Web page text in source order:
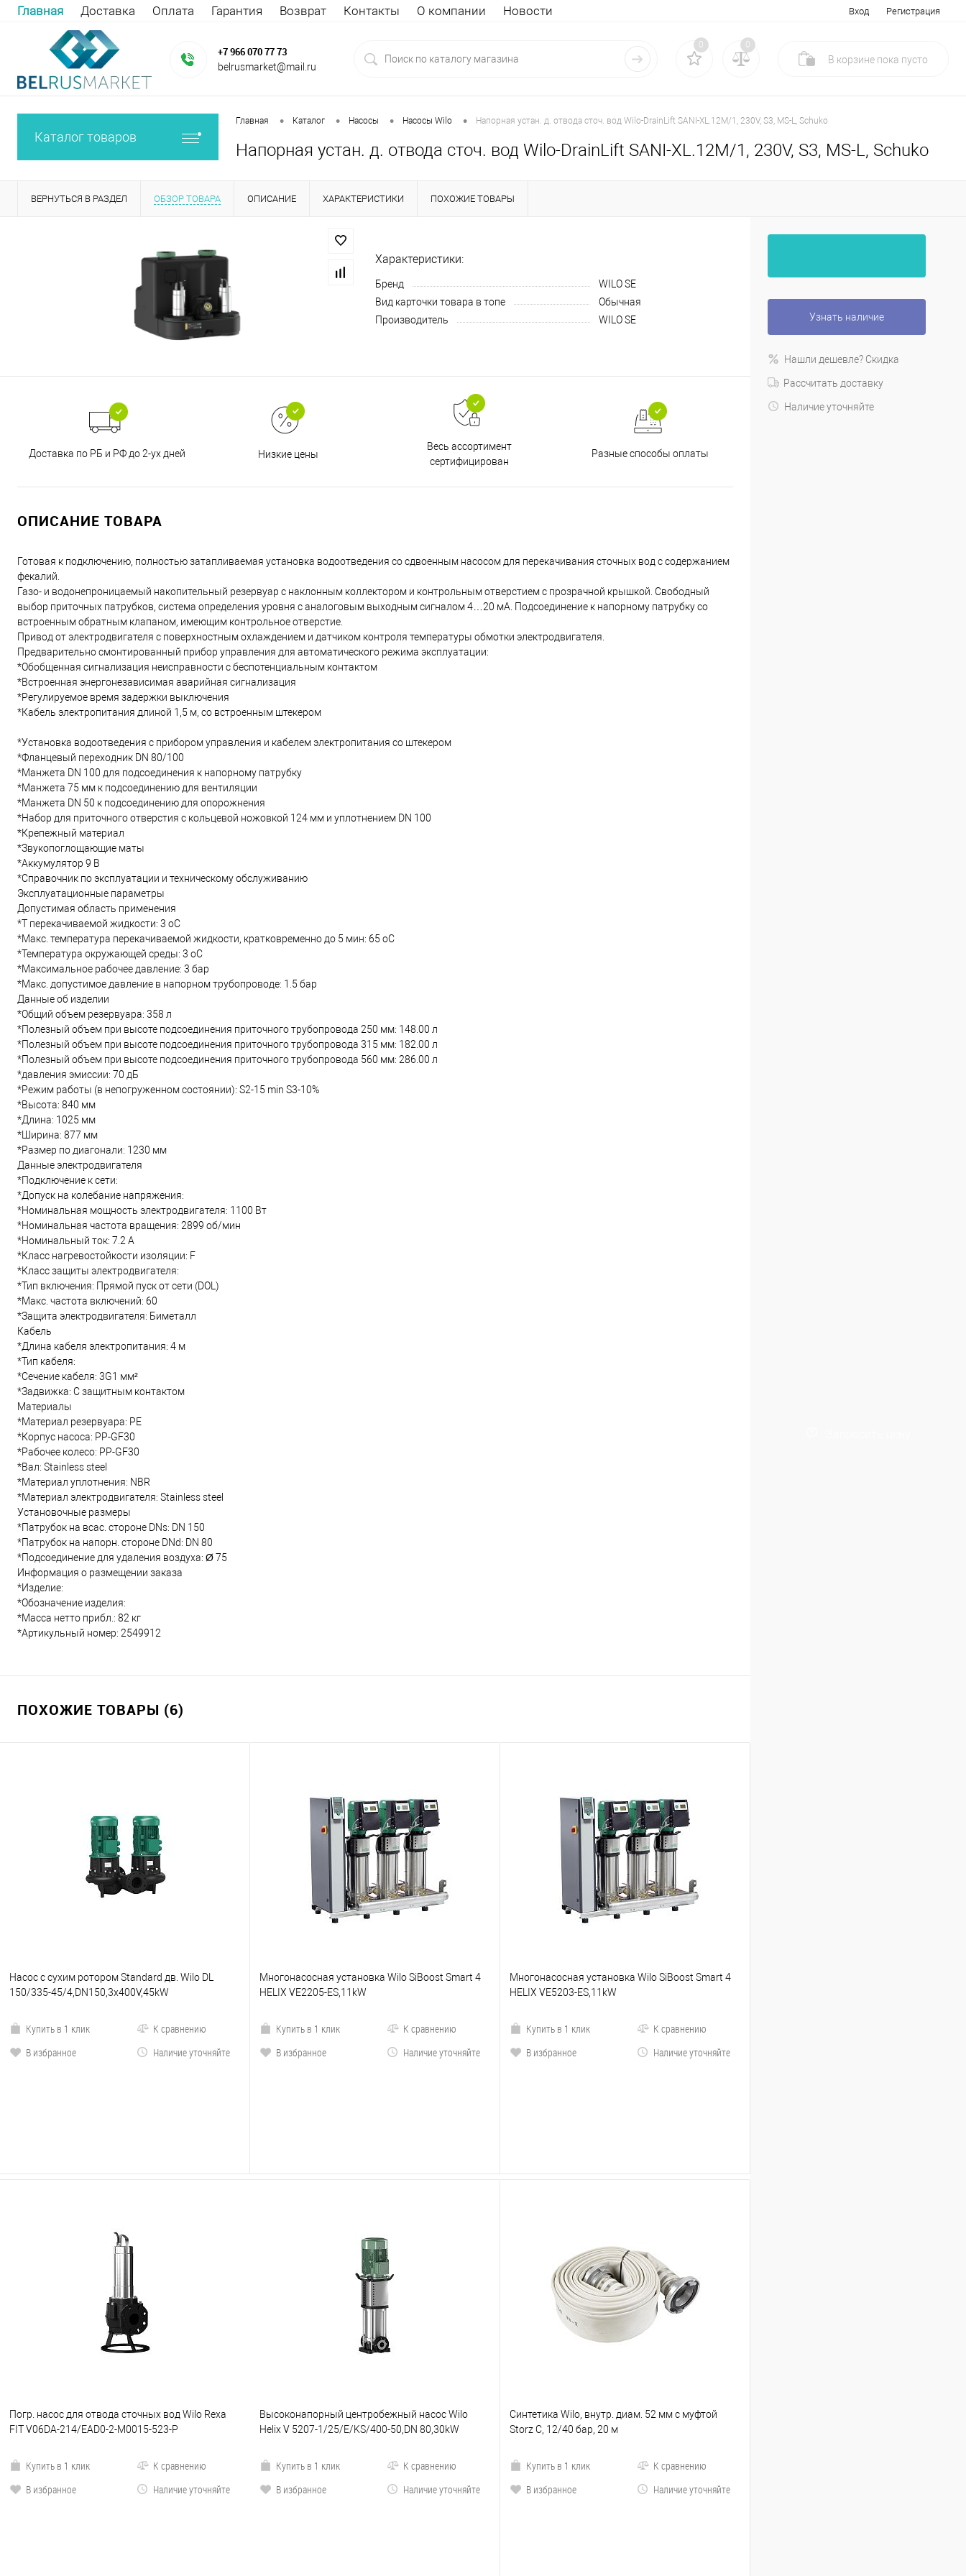
Главная Доставка Оплата Гарантия Возврат Контакты О компании Новости Вход Регистрация
+7 966 070 77 73
belrusmarket@mail.ru
0 0
В корзине пока пусто
Каталог товаров
Главная • Каталог • Насосы • Насосы Wilo • Напорная устан. д. отвода сточ. вод Wilo-DrainLift SANI-XL.12M/1, 230V, S3, MS-L, Schuko
Напорная устан. д. отвода сточ. вод Wilo-DrainLift SANI-XL.12M/1, 230V, S3, MS-L, Schuko
ВЕРНУТЬСЯ В РАЗДЕЛ ОБЗОР ТОВАРА ОПИСАНИЕ ХАРАКТЕРИСТИКИ ПОХОЖИЕ ТОВАРЫ
Характеристики:
Бренд
WILO SE
Вид карточки товара в топе
Обычная
Производитель
WILO SE
Доставка по РБ и РФ до 2-ух дней Низкие цены
Весь ассортимент
сертифицирован
Разные способы оплаты
ОПИСАНИЕ ТОВАРА
Готовая к подключению, полностью затапливаемая установка водоотведения со сдвоенным насосом для перекачивания сточных вод с содержанием
фекалий.
Газо- и водонепроницаемый накопительный резервуар с наклонным коллектором и контрольным отверстием с прозрачной крышкой. Свободный
выбор приточных патрубков, система определения уровня с аналоговым выходным сигналом 4…20 мА. Подсоединение к напорному патрубку со
встроенным обратным клапаном, имеющим контрольное отверстие.
Привод от электродвигателя с поверхностным охлаждением и датчиком контроля температуры обмотки электродвигателя.
Предварительно смонтированный прибор управления для автоматического режима эксплуатации:
*Обобщенная сигнализация неисправности с беспотенциальным контактом
*Встроенная энергонезависимая аварийная сигнализация
*Регулируемое время задержки выключения
*Кабель электропитания длиной 1,5 м, со встроенным штекером
*Установка водоотведения с прибором управления и кабелем электропитания со штекером
*Фланцевый переходник DN 80/100
*Манжета DN 100 для подсоединения к напорному патрубку
*Манжета 75 мм к подсоединению для вентиляции
*Манжета DN 50 к подсоединению для опорожнения
*Набор для приточного отверстия с кольцевой ножовкой 124 мм и уплотнением DN 100
*Крепежный материал
*Звукопоглощающие маты
*Аккумулятор 9 В
*Справочник по эксплуатации и техническому обслуживанию
Эксплуатационные параметры
Допустимая область применения
*T перекачиваемой жидкости: 3 oC
*Макс. температура перекачиваемой жидкости, кратковременно до 5 мин: 65 oC
*Температура окружающей среды: 3 oC
*Максимальное рабочее давление: 3 бар
*Макс. допустимое давление в напорном трубопроводе: 1.5 бар
Данные об изделии
*Общий объем резервуара: 358 л
*Полезный объем при высоте подсоединения приточного трубопровода 250 мм: 148.00 л
*Полезный объем при высоте подсоединения приточного трубопровода 315 мм: 182.00 л
*Полезный объем при высоте подсоединения приточного трубопровода 560 мм: 286.00 л
*давления эмиссии: 70 дБ
*Режим работы (в непогруженном состоянии): S2-15 min S3-10%
*Высота: 840 мм
*Длина: 1025 мм
*Ширина: 877 мм
*Размер по диагонали: 1230 мм
Данные электродвигателя
*Подключение к сети:
*Допуск на колебание напряжения:
*Номинальная мощность электродвигателя: 1100 Вт
*Номинальная частота вращения: 2899 об/мин
*Номинальный ток: 7.2 А
*Класс нагревостойкости изоляции: F
*Класс защиты электродвигателя:
*Тип включения: Прямой пуск от сети (DOL)
*Макс. частота включений: 60
*Защита электродвигателя: Биметалл
Кабель
*Длина кабеля электропитания: 4 м
*Тип кабеля:
*Сечение кабеля: 3G1 мм²
*Задвижка: С защитным контактом
Материалы
*Материал резервуара: PE
*Корпус насоса: PP-GF30
*Рабочее колесо: PP-GF30
*Вал: Stainless steel
*Материал уплотнения: NBR
*Материал электродвигателя: Stainless steel
Установочные размеры
*Патрубок на всас. стороне DNs: DN 150
*Патрубок на напорн. стороне DNd: DN 80
*Подсоединение для удаления воздуха: Ø 75
Информация о размещении заказа
*Изделие:
*Обозначение изделия:
*Масса нетто прибл.: 82 кг
*Артикульный номер: 2549912
ПОХОЖИЕ ТОВАРЫ (6)
Насос с сухим ротором Standard дв. Wilo DL
150/335-45/4,DN150,3x400V,45kW
Купить в 1 клик
К сравнению
В избранное
Наличие уточняйте
Многонасосная установка Wilo SiBoost Smart 4
HELIX VE2205-ES,11kW
Купить в 1 клик
К сравнению
В избранное
Наличие уточняйте
Многонасосная установка Wilo SiBoost Smart 4
HELIX VE5203-ES,11kW
Купить в 1 клик
К сравнению
В избранное
Наличие уточняйте
Погр. насос для отвода сточных вод Wilo Rexa
FIT V06DA-214/EAD0-2-M0015-523-P
Купить в 1 клик
К сравнению
В избранное
Наличие уточняйте
Высоконапорный центробежный насос Wilo
Helix V 5207-1/25/E/KS/400-50,DN 80,30kW
Купить в 1 клик
К сравнению
В избранное
Наличие уточняйте
Синтетика Wilo, внутр. диам. 52 мм с муфтой
Storz C, 12/40 бар, 20 м
Купить в 1 клик
К сравнению
В избранное
Наличие уточняйте
Узнать наличие
Нашли дешевле? Скидка
Рассчитать доставку
Наличие уточняйте